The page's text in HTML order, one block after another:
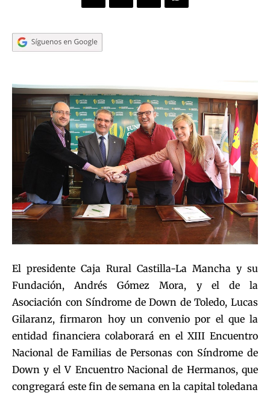
El presidente Caja Rural Castilla-La Mancha y su
Fundación, Andrés Gómez Mora, y el de la
Asociación con Síndrome de Down de Toledo, Lucas
Gilaranz, firmaron hoy un convenio por el que la
entidad financiera colaborará en el XIII Encuentro
Nacional de Familias de Personas con Síndrome de
Down y el V Encuentro Nacional de Hermanos, que
congregará este fin de semana en la capital toledana